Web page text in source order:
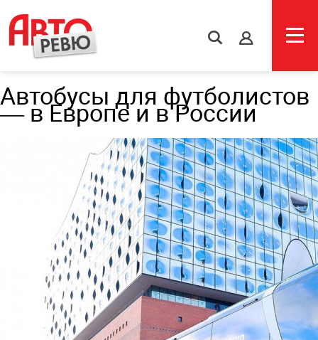
s
Автобусы для футболистов
— в Европе и в России